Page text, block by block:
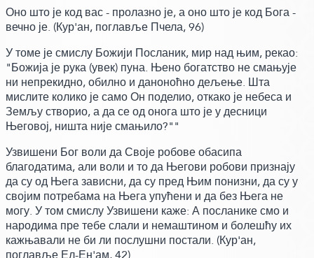
Оно што је код вас - пролазно је, а оно што је код Бога -
вечно је. (Кур'ан, поглавље Пчела, 96)
У томе је смислу Божији Посланик, мир над њим,рекао:
"Божија је рука(увек)пуна. Њено богатство не смањује
ни непрекидно, обилно и даноноћно дељење. Шта
мислите колико је само Он поделио, откако је небеса и
Земљу створио, а да се од онога што је у десници
Његовој, ништа није смањило?""
Узвишени Бог воли да Своје робове обасипа
благодатима, али воли и то да Његови робови признају
да су од Њега зависни, да су пред Њим понизни, да су у
својим потребама на Њега упућени и да без Њега не
могу.У том смислу Узвишени каже:А посланике смо и
народима пре тебе слали и немаштином и болешћу их
кажњавали не би ли послушни постали. (Кур'ан,